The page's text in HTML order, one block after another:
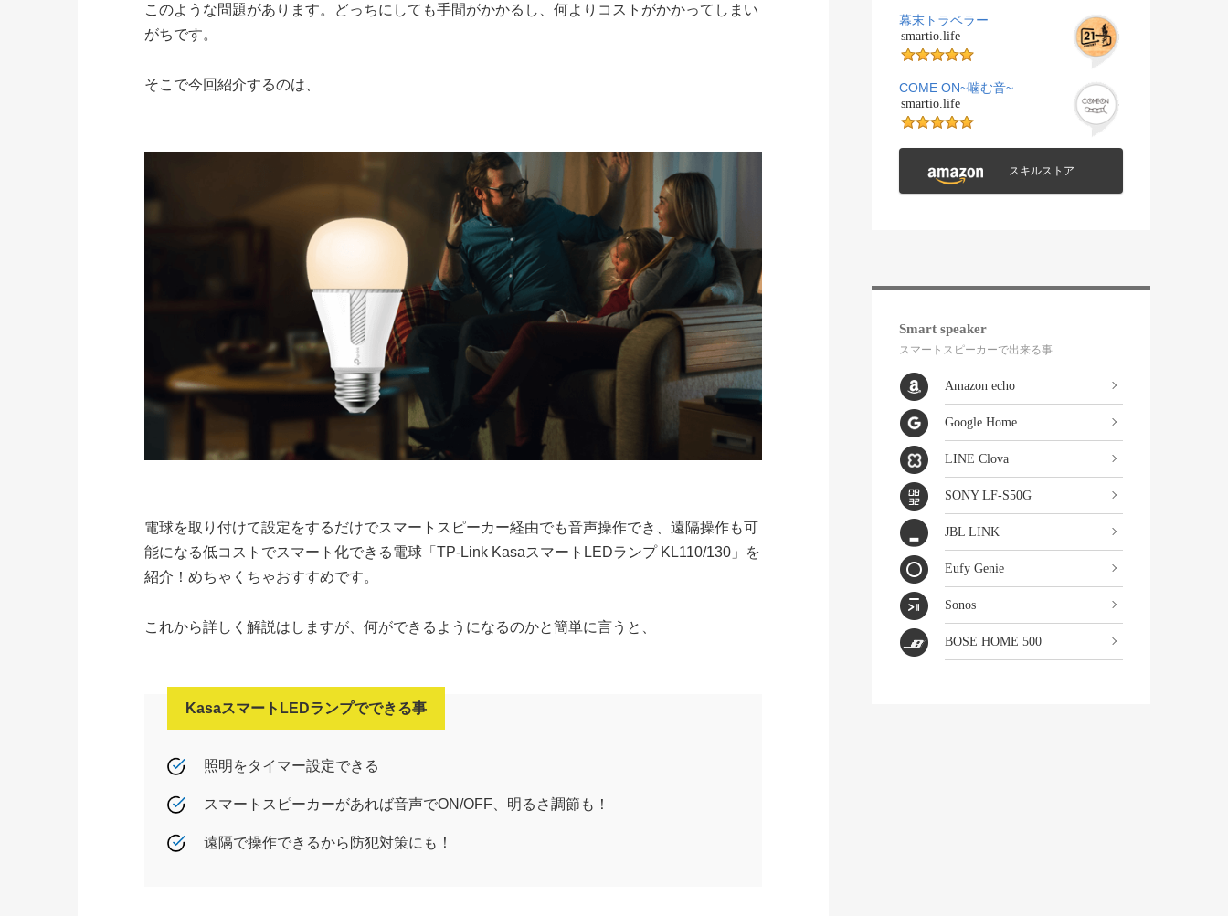
このような問題があります。どっちにしても手間がかかるし、何よりコストがかかってしまい
がちです。
そこで今回紹介するのは、
電球を取り付けて設定をするだけでスマートスピーカー経由でも音声操作でき、遠隔操作も可
能になる低コストでスマート化できる電球「TP-Link KasaスマートLEDランプ KL110/130」を
紹介！めちゃくちゃおすすめです。
これから詳しく解説はしますが、何ができるようになるのかと簡単に言うと、
KasaスマートLEDランプでできる事
照明をタイマー設定できる
スマートスピーカーがあれば音声でON/OFF、明るさ調節も！
遠隔で操作できるから防犯対策にも！
幕末トラベラー
smartio.life
COME ON~噛む音~
smartio.life
スキルストア
Smart speaker
スマートスピーカーで出来る事
Amazon echo
Google Home
LINE Clova
SONY LF-S50G
JBL LINK
Eufy Genie
Sonos
BOSE HOME 500